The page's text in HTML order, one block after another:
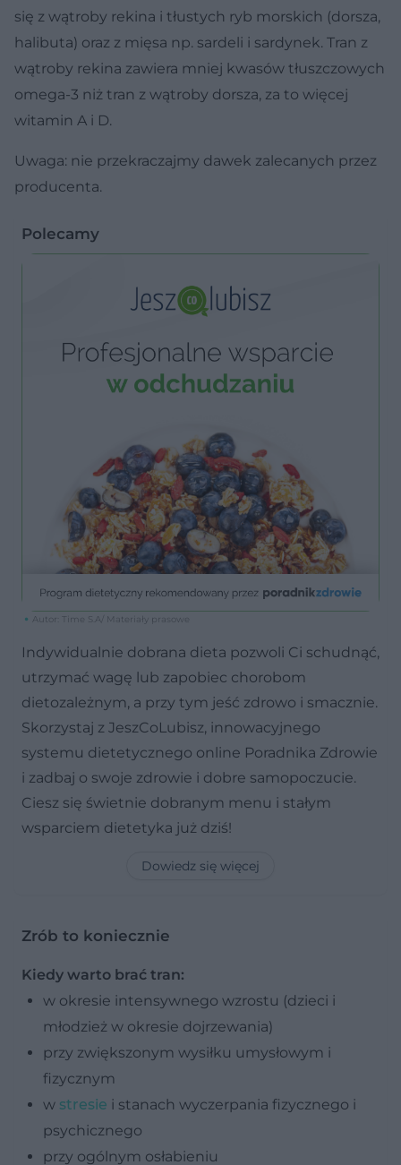
się z wątroby rekina i tłustych ryb morskich (dorsza,
halibuta) oraz z mięsa np. sardeli i sardynek. Tran z
wątroby rekina zawiera mniej kwasów tłuszczowych
omega-3 niż tran z wątroby dorsza, za to więcej
witamin A i D.
Uwaga: nie przekraczajmy dawek zalecanych przez
producenta.
Polecamy
Autor: Time S.A/ Materiały prasowe
Indywidualnie dobrana dieta pozwoli Ci schudnąć,
utrzymać wagę lub zapobiec chorobom
dietozależnym, a przy tym jeść zdrowo i smacznie.
Skorzystaj z JeszCoLubisz, innowacyjnego
systemu dietetycznego online Poradnika Zdrowie
i zadbaj o swoje zdrowie i dobre samopoczucie.
Ciesz się świetnie dobranym menu i stałym
wsparciem dietetyka już dziś!
Dowiedz się więcej
Zrób to koniecznie
Kiedy warto brać tran:
w okresie intensywnego wzrostu (dzieci i
młodzież w okresie dojrzewania)
przy zwiększonym wysiłku umysłowym i
fizycznym
w stresie i stanach wyczerpania fizycznego i
psychicznego
przy ogólnym osłabieniu